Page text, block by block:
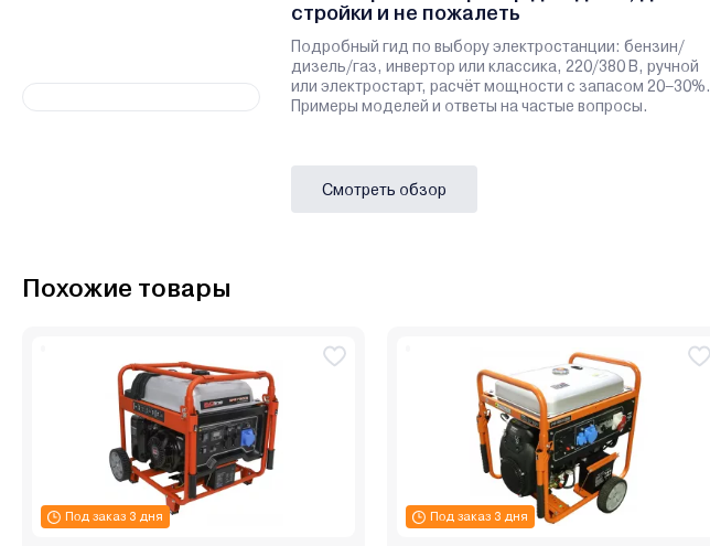
стройки и не пожалеть
Подробный гид по выбору электростанции: бензин/
дизель/газ, инвертор или классика, 220/380 В, ручной
или электростарт, расчёт мощности с запасом 20–30%.
Примеры моделей и ответы на частые вопросы.
Смотреть обзор
Похожие товары
Под заказ 3 дня Под заказ 3 дня